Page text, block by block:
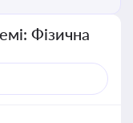
Фізична